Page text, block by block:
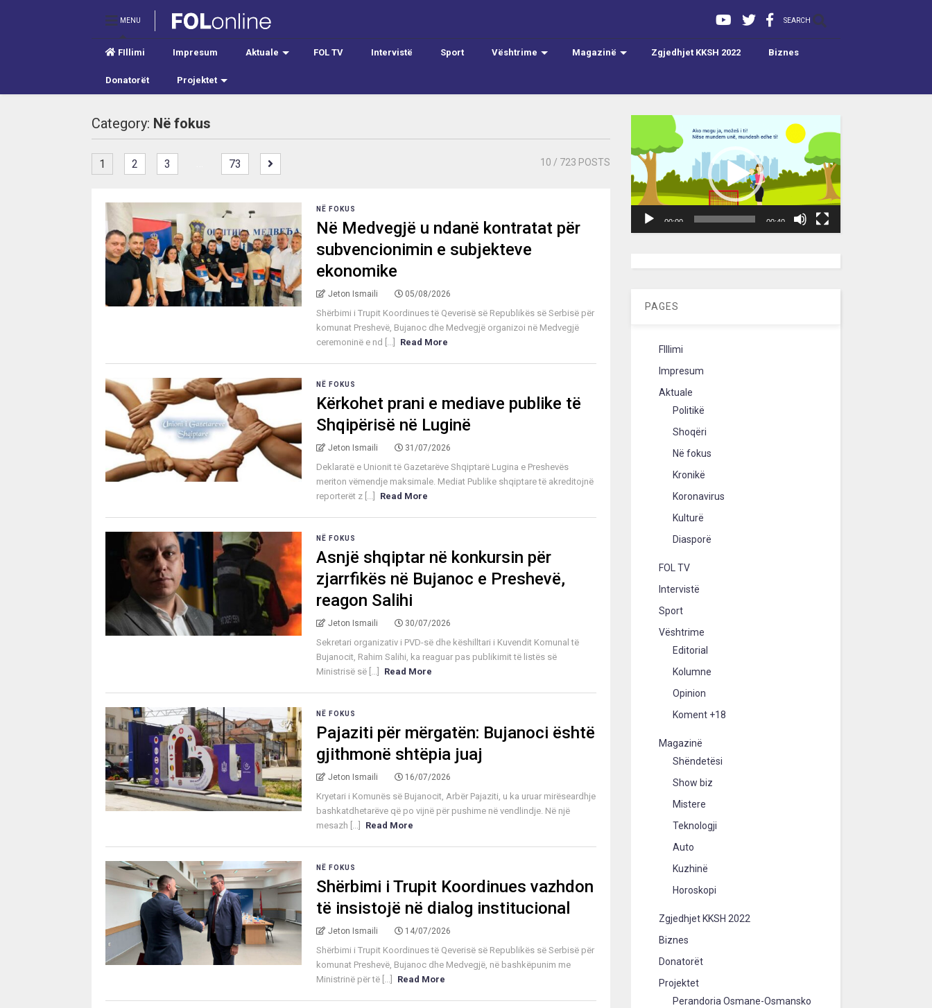
MENU SEARCH
FIllimi Impresum Aktuale FOL TV Intervistë Sport Vështrime Magazinë Zgjedhjet KKSH 2022 Biznes
Donatorët Projektet
Category: Në fokus
1 2 3 73 10 / 723 POSTS
NË FOKUS
Në Medvegjë u ndanë kontratat për
subvencionimin e subjekteve
ekonomike
Jeton Ismaili 05/08/2026
Shërbimi i Trupit Koordinues të Qeverisë së Republikës së Serbisë për
komunat Preshevë, Bujanoc dhe Medvegjë organizoi në Medvegjë
ceremoninë e nd [...]
Read More
NË FOKUS
Kërkohet prani e mediave publike të
Shqipërisë në Luginë
Jeton Ismaili 31/07/2026
Deklaratë e Unionit të Gazetarëve Shqiptarë Lugina e Preshevës
meriton vëmendje maksimale. Mediat Publike shqiptare të akreditojnë
reporterët z [...]
Read More
NË FOKUS
Asnjë shqiptar në konkursin për
zjarrfikës në Bujanoc e Preshevë,
reagon Salihi
Jeton Ismaili 30/07/2026
Sekretari organizativ i PVD-së dhe këshilltari i Kuvendit Komunal të
Bujanocit, Rahim Salihi, ka reaguar pas publikimit të listës së
Ministrisë së [...]
Read More
NË FOKUS
Pajaziti për mërgatën: Bujanoci është
gjithmonë shtëpia juaj
Jeton Ismaili 16/07/2026
Kryetari i Komunës së Bujanocit, Arbër Pajaziti, u ka uruar mirëseardhje
bashkatdhetarëve që po vijnë për pushime në vendlindje. Në një
mesazh [...]
Read More
NË FOKUS
Shërbimi i Trupit Koordinues vazhdon
të insistojë në dialog institucional
Jeton Ismaili 14/07/2026
Shërbimi i Trupit Koordinues të Qeverisë së Republikës së Serbisë për
komunat Preshevë, Bujanoc dhe Medvegjë, në bashkëpunim me
Ministrinë për të [...]
Read More
00:00 00:40
PAGES
FIllimi
Impresum
Aktuale
Politikë
Shoqëri
Në fokus
Kronikë
Koronavirus
Kulturë
Diasporë
FOL TV
Intervistë
Sport
Vështrime
Editorial
Kolumne
Opinion
Koment +18
Magazinë
Shëndetësi
Show biz
Mistere
Teknologji
Auto
Kuzhinë
Horoskopi
Zgjedhjet KKSH 2022
Biznes
Donatorët
Projektet
Perandoria Osmane-Osmansko